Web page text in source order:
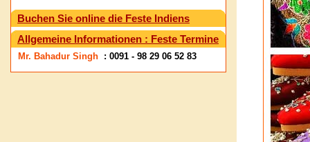
Buchen Sie online die Feste Indiens
Allgemeine Informationen : Feste Termine
Mr. Bahadur Singh : 0091 - 98 29 06 52 83